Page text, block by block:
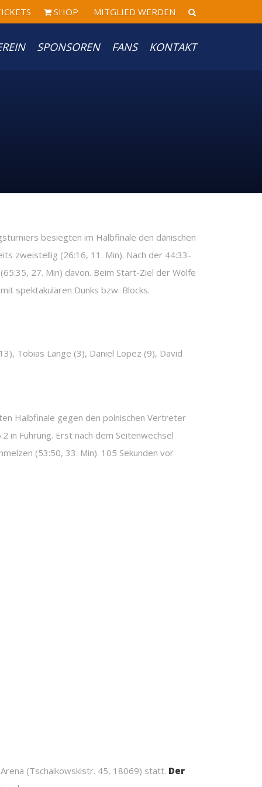
SHOP MITGLIED WERDEN
SPONSOREN FANS KONTAKT
besiegten im Halbfinale den dänischen
zweistellig (26:16, 11. Min). Nach der 44:33-
27. Min) davon. Beim Start-Ziel der Wölfe
spektakulären Dunks bzw. Blocks.
Tobias Lange (3), Daniel Lopez (9), David
Halbfinale gegen den polnischen Vertreter
in Führung. Erst nach dem Seitenwechsel
(53:50, 33. Min). 105 Sekunden vor
(Tschaikowskistr. 45, 18069) statt. Der